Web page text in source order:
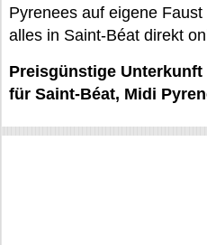
Pyrenees auf eigene
alles in Saint-Béat direkt
Preisgünstige
für Saint-Béat, Midi